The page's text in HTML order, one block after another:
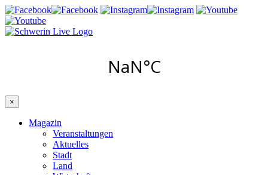
×
Magazin
Veranstaltungen
Aktuelles
Stadt
Land